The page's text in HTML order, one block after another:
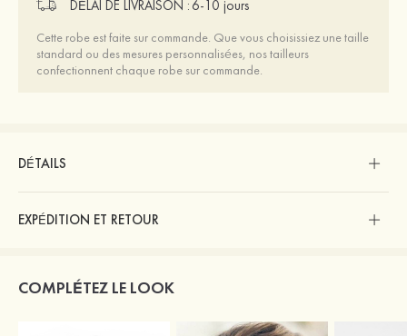
DÉLAI DE LIVRAISON : 6-10 jours
Cette robe est faite sur commande. Que vous choisissiez une taille
standard ou des mesures personnalisées, nos tailleurs
confectionnent chaque robe sur commande.
DÉTAILS
EXPÉDITION ET RETOUR
COMPLÉTEZ LE LOOK